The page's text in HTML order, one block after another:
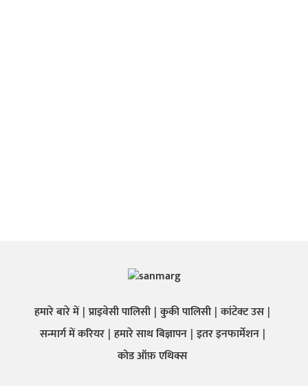
हमारे बारे में प्राइवेसी पालिसी कुकी पालिसी कांटेक्ट उस
सन्मार्ग में करियर हमारे साथ बिज्ञापन इतर इनफार्मेशन
कोड ऑफ़ एथिक्स